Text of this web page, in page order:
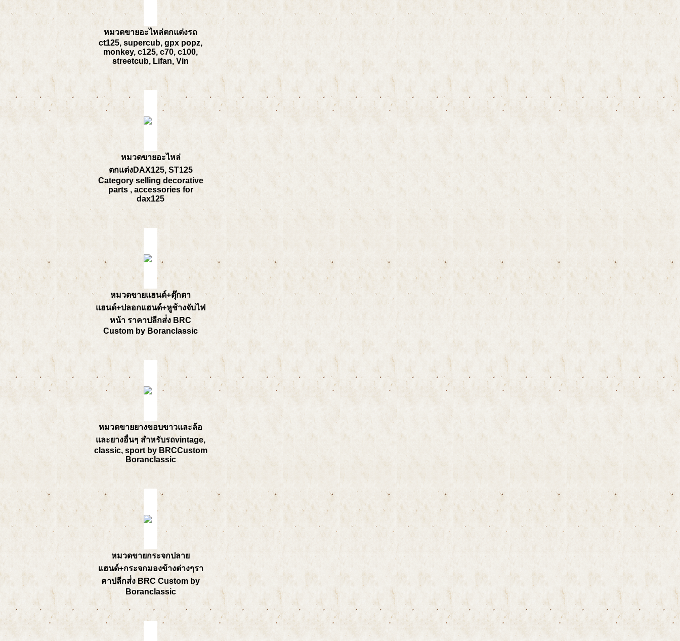
หมวดขายอะไหล่ตกแต่งรถ
ct125, supercub, gpx popz,
monkey, c125, c70, c100,
streetcub, Lifan, Vin
หมวดขายอะไหล่
ตกแต่งDAX125, ST125
Category selling decorative
parts , accessories for
dax125
หมวดขายแฮนด์+ตุ๊กตา
แฮนด์+ปลอกแฮนด์+หูช้างจับไฟ
หน้า ราคาปลีกส่่ง BRC
Custom by Boranclassic
หมวดขายยางขอบขาวและล้อ
และยางอื่นๆ สำหรับรถvintage,
classic, sport by BRCCustom
Boranclassic
หมวดขายกระจกปลาย
แฮนด์+กระจกมองข้างต่างๆรา
คาปลีกส่่ง BRC Custom by
Boranclassic